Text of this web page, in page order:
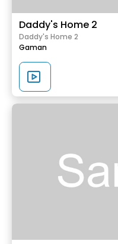
Daddy's Home 2
Daddy's Home 2
Gaman